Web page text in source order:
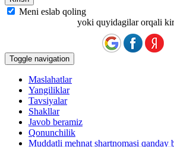
Meni eslab qoling
yoki quyidagilar orqali
Toggle navigation
Maslahatlar
Yangiliklar
Tavsiyalar
Shakllar
Javob beramiz
Qonunchilik
Muddatli mehnat shartnomasi qanday